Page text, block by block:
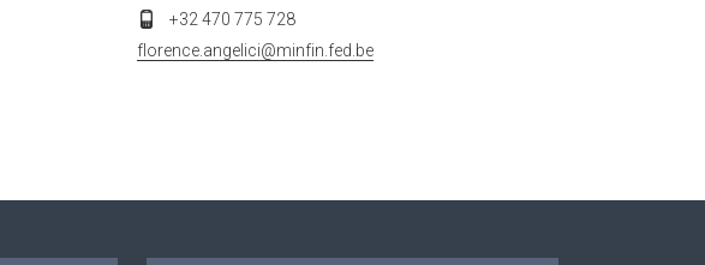
+32 470 775 728
florence.angelici@minfin.fed.be